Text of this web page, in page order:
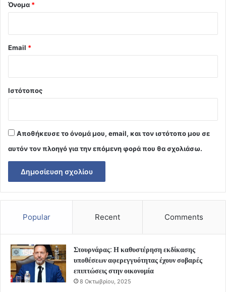
Όνομα *
Email *
Ιστότοπος
Αποθήκευσε το όνομά μου, email, και τον ιστότοπο μου σε
αυτόν τον πλοηγό για την επόμενη φορά που θα σχολιάσω.
Popular Recent Comments
Στουρνάρας: Η καθυστέρηση εκδίκασης
υποθέσεων αφερεγγυότητας έχουν σοβαρές
επιπτώσεις στην οικονομία
8 Οκτωβρίου, 2025